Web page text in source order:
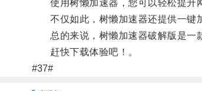
使用树懒加速器，您可以轻松提升网
不仅如此，树懒加速器还提供一键加
总的来说，树懒加速器破解版是一款
赶快下载体验吧！。
#37#